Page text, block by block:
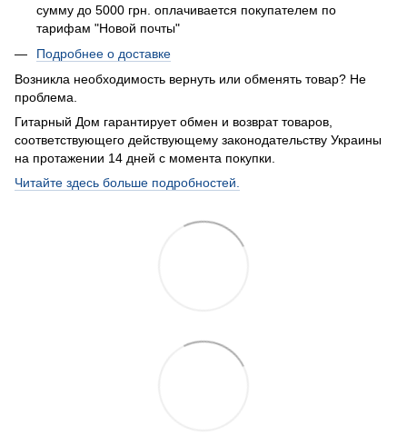
сумму до 5000 грн. оплачивается покупателем по
тарифам "Новой почты"
Подробнее о доставке
Возникла необходимость вернуть или обменять товар? Не
проблема.
Гитарный Дом гарантирует обмен и возврат товаров,
соответствующего действующему законодательству Украины
на протажении 14 дней с момента покупки.
Читайте здесь больше подробностей.